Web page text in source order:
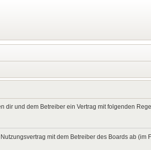
dir und dem Betreiber ein Vertrag mit folgenden
mit dem Betreiber des Boards ab (im